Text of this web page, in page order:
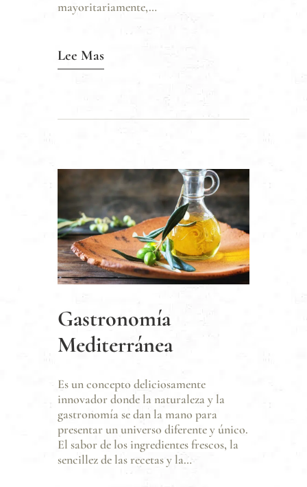
mayoritariamente,…
Lee Mas
Gastronomía
Mediterránea
Es un concepto deliciosamente
innovador donde la naturaleza y la
gastronomía se dan la mano para
presentar un universo diferente y único.
El sabor de los ingredientes frescos, la
sencillez de las recetas y la…